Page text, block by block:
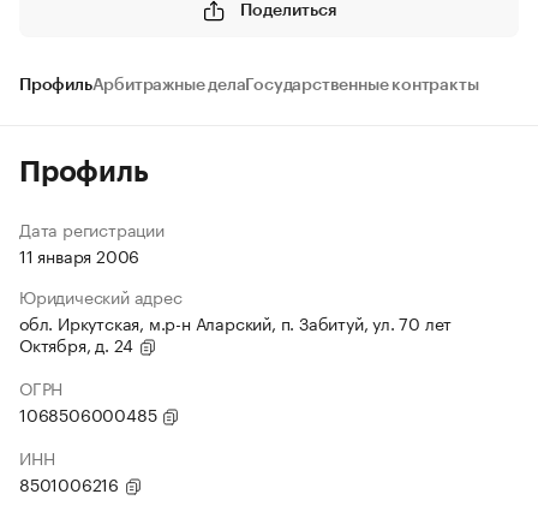
Поделиться
ПрофильАрбитражные дела Государственные контракты
Профиль
Дата регистрации
11 января 2006
Юридический адрес
обл. Иркутская, м.р-н Аларский, п. Забитуй, ул. 70 лет
Октября, д. 24
ОГРН
1068506000485
ИНН
8501006216